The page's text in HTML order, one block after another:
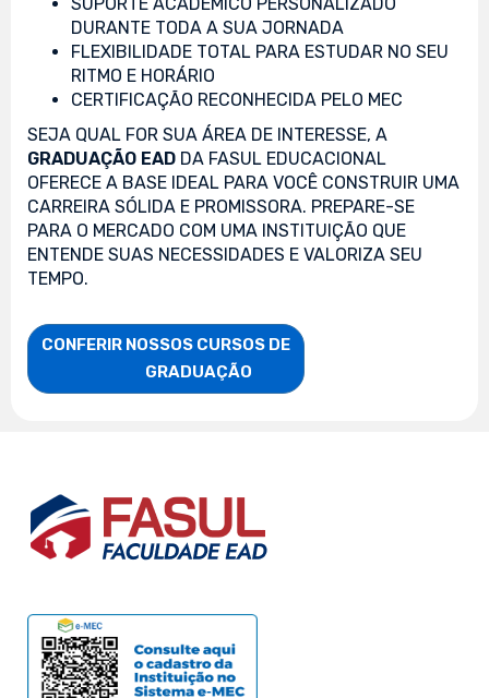
DURANTE TODA A SUA JORNADA
FLEXIBILIDADE TOTAL PARA ESTUDAR NO SEU
RITMO E HORÁRIO
CERTIFICAÇÃO RECONHECIDA PELO MEC
SEJA QUAL FOR SUA ÁREA DE INTERESSE, A
GRADUAÇÃO EAD DA FASUL EDUCACIONAL
OFERECE A BASE IDEAL PARA VOCÊ CONSTRUIR UMA
CARREIRA SÓLIDA E PROMISSORA. PREPARE-SE
PARA O MERCADO COM UMA INSTITUIÇÃO QUE
ENTENDE SUAS NECESSIDADES E VALORIZA SEU
TEMPO.
CONFERIR NOSSOS CURSOS DE
                    GRADUAÇÃO